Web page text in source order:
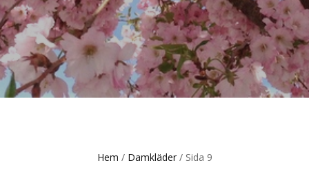
Hem / Damkläder/ Sida 9